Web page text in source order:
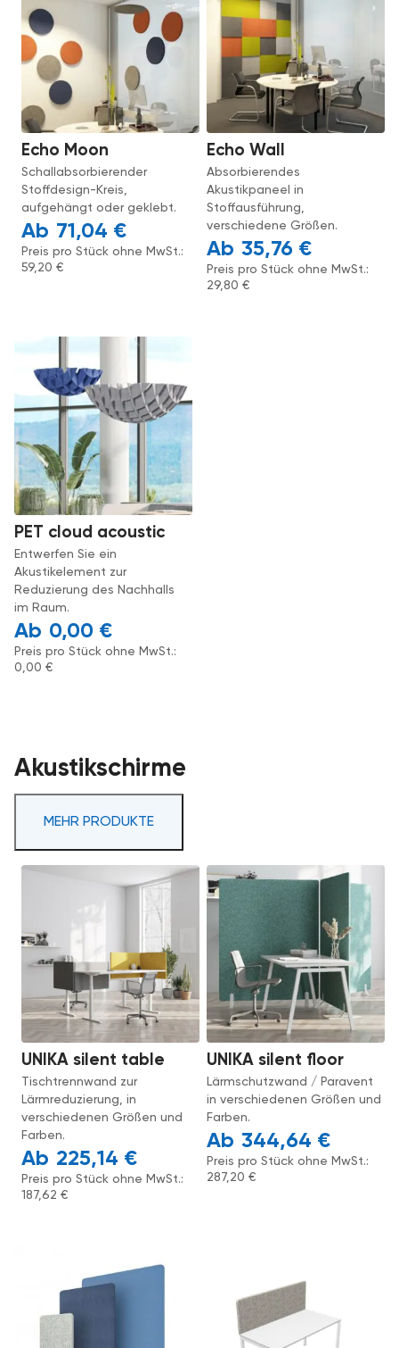
Echo Moon
Schallabsorbierender
Stoffdesign-Kreis,
aufgehängt oder geklebt.
71,04 €
Preis pro Stück ohne MwSt.:
59,20€
Echo Wall
Absorbierendes
Akustikpaneel in
Stoffausführung,
verschiedene Größen.
35,76 €
Preis pro Stück ohne MwSt.:
29,80€
PET cloud acoustic
Entwerfen Sie ein
Akustikelement zur
Reduzierung des Nachhalls
im Raum.
0,00 €
Preis pro Stück ohne MwSt.:
0,00 €
Akustikschirme
MEHR PRODUKTE
UNIKA silent table
Tischtrennwand zur
Lärmreduzierung, in
verschiedenen Größen und
Farben.
225,14 €
Preis pro Stück ohne MwSt.:
187,62€
UNIKA silent floor
Lärmschutzwand / Paravent
in verschiedenen Größen und
Farben.
344,64 €
Preis pro Stück ohne MwSt.:
287,20€